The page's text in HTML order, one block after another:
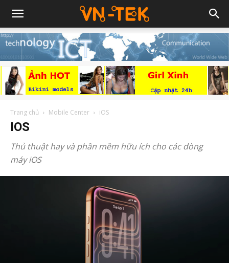
Trang chủ Mobile Center iOS
IOS
Thủ thuật hay và phần mềm hữu ích cho các dòng
máy iOS